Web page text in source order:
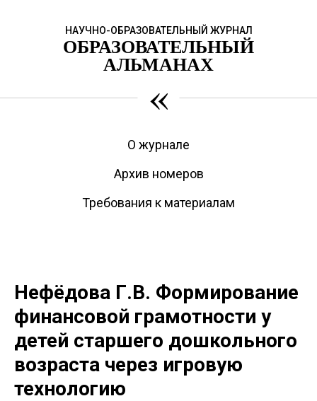
НАУЧНО-ОБРАЗОВАТЕЛЬНЫЙ ЖУРНАЛ
ОБРАЗОВАТЕЛЬНЫЙ
АЛЬМАНАХ
«
О журнале
Архив номеров
Требования к материалам
Нефёдова Г.В. Формирование
финансовой грамотности у
детей старшего дошкольного
возраста через игровую
технологию